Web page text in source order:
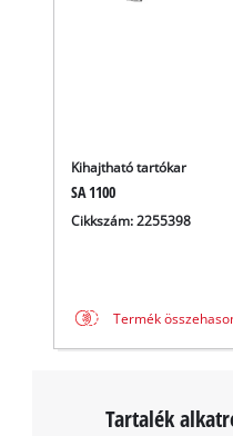
visitor.
Kihajtható tartókar
SA 1100
Cikkszám: 2255398
Termék
Tartalék